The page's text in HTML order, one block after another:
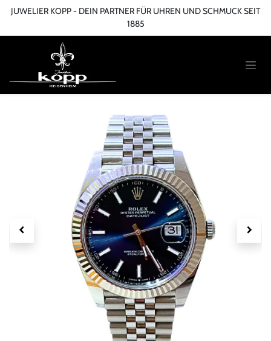
Zum Inhalt springen
JUWELIER KOPP - DEIN PARTNER FÜR UHREN UND SCHMUCK SEIT
1885